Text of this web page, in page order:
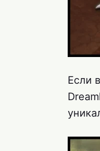
Если